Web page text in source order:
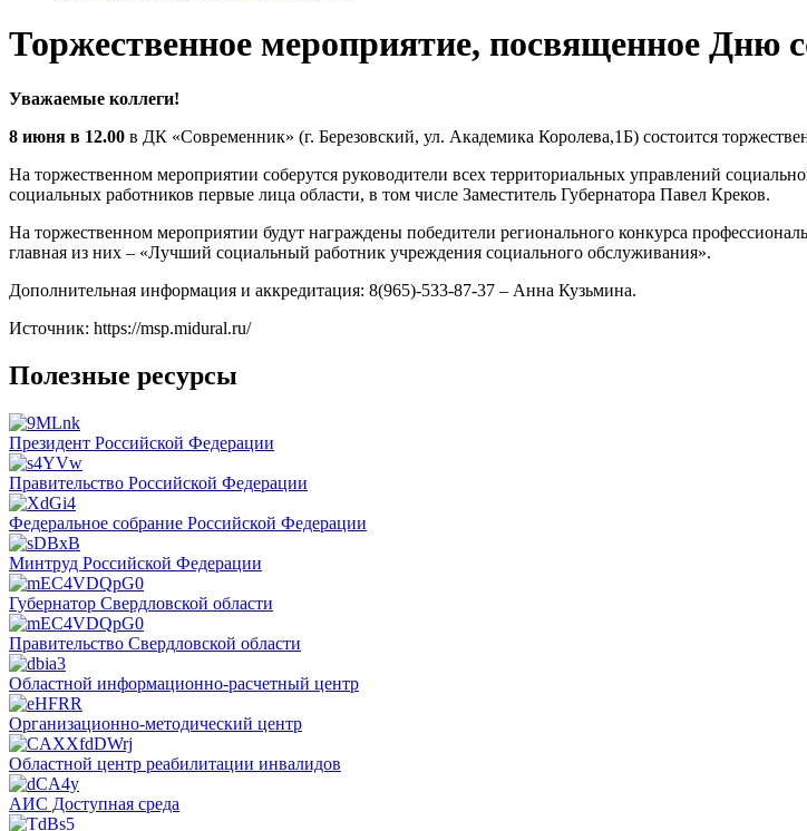
Торжественное мероприятие, посвященное Дню
Уважаемые коллеги!
8 июня в 12.00 в ДК «Современник» (г. Березовский, ул. Академика Королева,1Б) состоится
На торжественном мероприятии соберутся руководители всех территориальных управлений
социальных работников первые лица области, в том числе Заместитель Губернатора Павел Креков.
На торжественном мероприятии будут награждены победители регионального конкурса
главная из них – «Лучший социальный работник учреждения социального обслуживания».
Дополнительная информация и аккредитация: 8(965)-533-87-37 – Анна Кузьмина.
Источник: https://msp.midural.ru/
Полезные ресурсы
Президент Российской Федерации
Правительство Российской Федерации
Федеральное собрание Российской Федерации
Минтруд Российской Федерации
Губернатор Свердловской области
Правительство Свердловской области
Областной информационно-расчетный центр
Организационно-методический центр
Областной центр реабилитации инвалидов
АИС Доступная среда